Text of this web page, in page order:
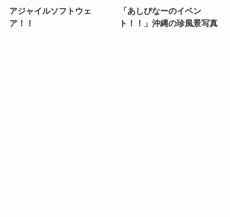
アジャイルソフトウェ
ア！！
「あしびなーのイベン
ト！！」沖縄の珍風景写真